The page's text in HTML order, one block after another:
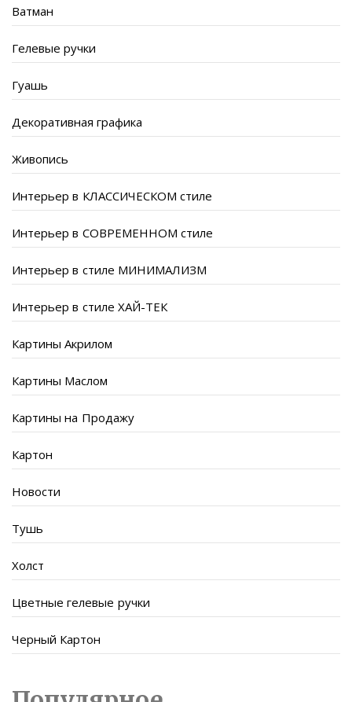
Ватман
Гелевые ручки
Гуашь
Декоративная графика
Живопись
Интерьер в КЛАССИЧЕСКОМ стиле
Интерьер в СОВРЕМЕННОМ стиле
Интерьер в стиле МИНИМАЛИЗМ
Интерьер в стиле ХАЙ-ТЕК
Картины Акрилом
Картины Маслом
Картины на Продажу
Картон
Новости
Тушь
Холст
Цветные гелевые ручки
Черный Картон